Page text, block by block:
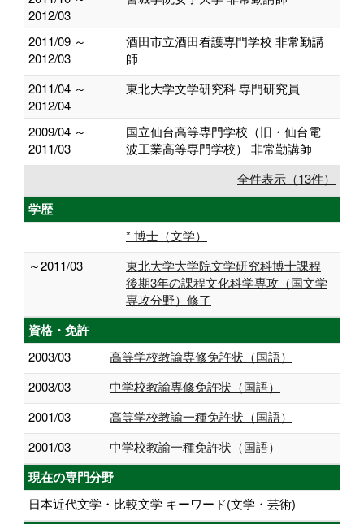
2012/03
2011/09 ～
2012/03
酒田市立酒田看護専門学校 非常勤講
師
2011/04 ～
2012/04
東北大学文学研究科 専門研究員
2009/04 ～
2011/03
国立仙台高等専門学校（旧・仙台電
波工業高等専門学校） 非常勤講師
全件表示（13件）
学歴
* 博士（文学）
～2011/03
東北大学大学院文学研究科博士課程
後期3年の課程文化科学専攻（国文学
専攻分野）修了
資格・免許
2003/03
高等学校教諭専修免許状（国語）
2003/03
中学校教諭専修免許状（国語）
2001/03
高等学校教諭一種免許状（国語）
2001/03
中学校教諭一種免許状（国語）
現在の専門分野
日本近代文学・比較文学 キーワード(文学・芸術)